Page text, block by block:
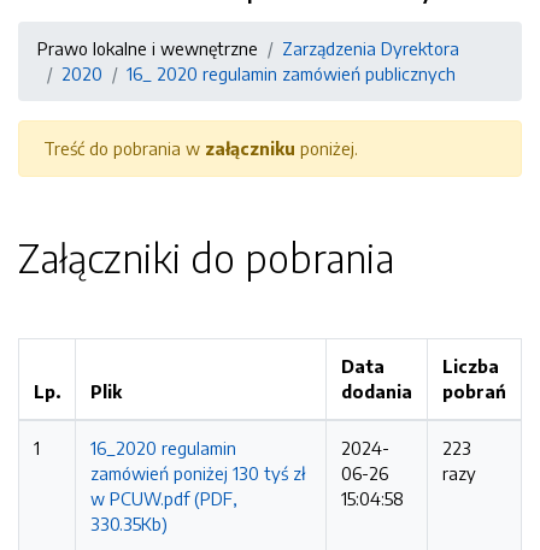
Prawo lokalne i wewnętrzne
Zarządzenia Dyrektora
2020
16_ 2020 regulamin zamówień publicznych
Treść do pobrania w załączniku poniżej.
Załączniki do pobrania
Lp. Plik
Data
dodania
Liczba
pobrań
1
16_2020 regulamin
zamówień poniżej 130 tyś zł
w PCUW.pdf (PDF,
330.35Kb)
2024-
06-26
15:04:58
223
razy